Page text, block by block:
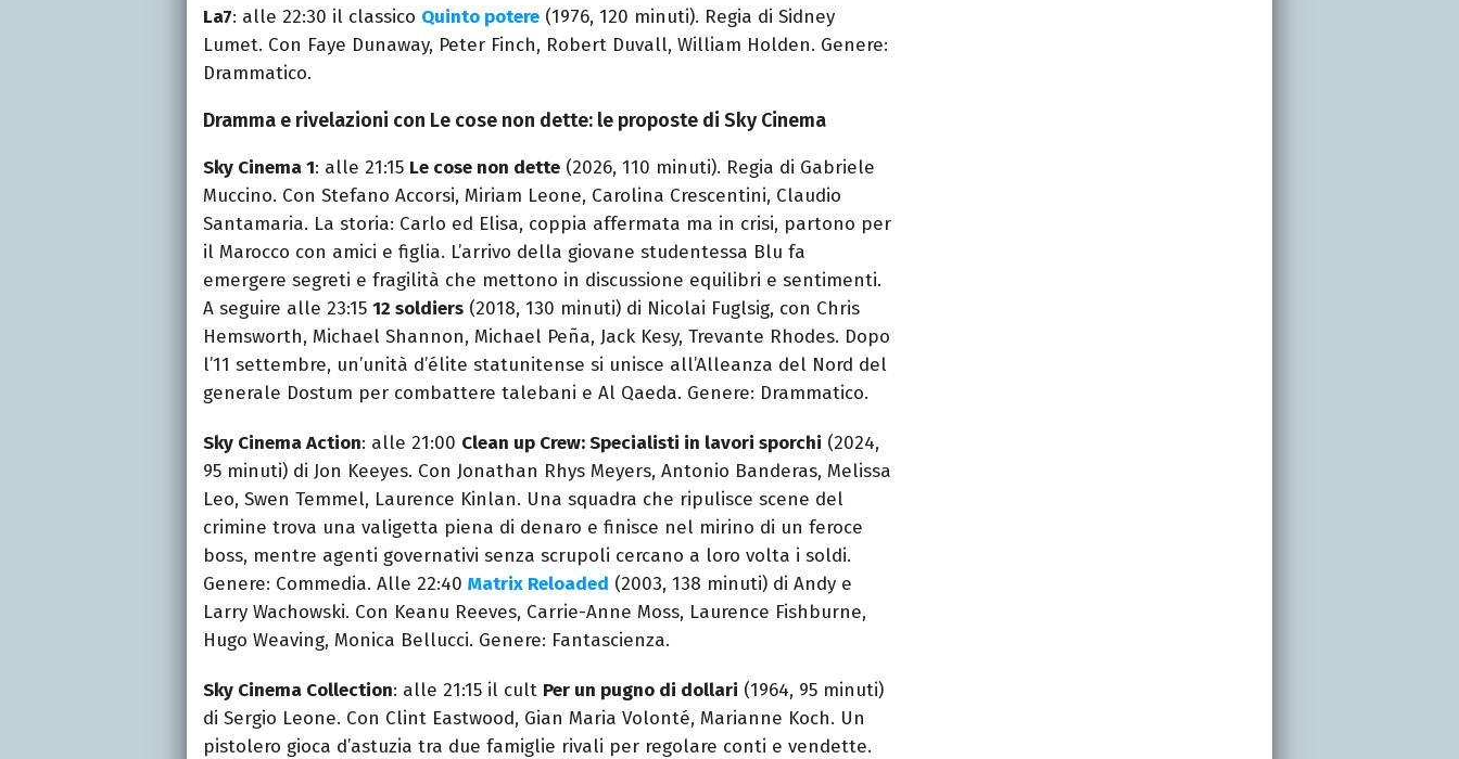
La7: alle 22:30 il classico Quinto potere (1976, 120 minuti). Regia di Sidney
Lumet. Con Faye Dunaway, Peter Finch, Robert Duvall, William Holden. Genere:
Drammatico.
Dramma e rivelazioni con Le cose non dette: le proposte di Sky Cinema
Sky Cinema 1: alle 21:15 Le cose non dette (2026, 110 minuti). Regia di Gabriele
Muccino. Con Stefano Accorsi, Miriam Leone, Carolina Crescentini, Claudio
Santamaria. La storia: Carlo ed Elisa, coppia affermata ma in crisi, partono per
il Marocco con amici e figlia. L’arrivo della giovane studentessa Blu fa
emergere segreti e fragilità che mettono in discussione equilibri e sentimenti.
A seguire alle 23:15 12 soldiers (2018, 130 minuti) di Nicolai Fuglsig, con Chris
Hemsworth, Michael Shannon, Michael Peña, Jack Kesy, Trevante Rhodes. Dopo
l’11 settembre, un’unità d’élite statunitense si unisce all’Alleanza del Nord del
generale Dostum per combattere talebani e Al Qaeda. Genere: Drammatico.
Sky Cinema Action: alle 21:00 Clean up Crew: Specialisti in lavori sporchi (2024,
95 minuti) di Jon Keeyes. Con Jonathan Rhys Meyers, Antonio Banderas, Melissa
Leo, Swen Temmel, Laurence Kinlan. Una squadra che ripulisce scene del
crimine trova una valigetta piena di denaro e finisce nel mirino di un feroce
boss, mentre agenti governativi senza scrupoli cercano a loro volta i soldi.
Genere: Commedia. Alle 22:40 Matrix Reloaded (2003, 138 minuti) di Andy e
Larry Wachowski. Con Keanu Reeves, Carrie-Anne Moss, Laurence Fishburne,
Hugo Weaving, Monica Bellucci. Genere: Fantascienza.
Sky Cinema Collection: alle 21:15 il cult Per un pugno di dollari (1964, 95 minuti)
di Sergio Leone. Con Clint Eastwood, Gian Maria Volonté, Marianne Koch. Un
pistolero gioca d’astuzia tra due famiglie rivali per regolare conti e vendette.